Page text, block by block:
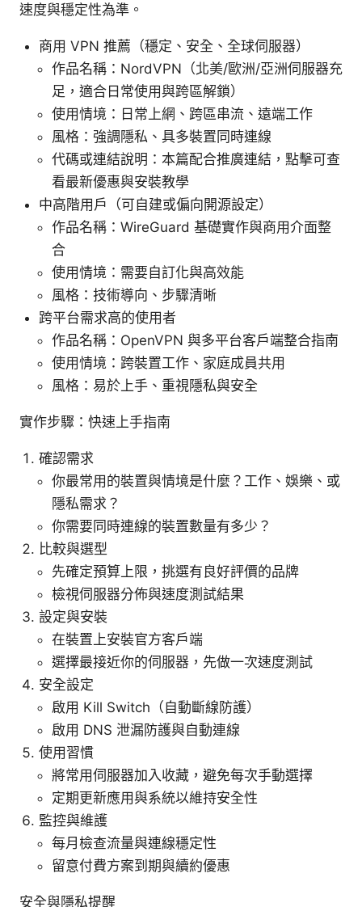
速度與穩定性為準。
商用 VPN 推薦（穩定、安全、全球伺服器）
作品名稱：NordVPN（北美/歐洲/亞洲伺服器充
足，適合日常使用與跨區解鎖）
使用情境：日常上網、跨區串流、遠端工作
風格：強調隱私、具多裝置同時連線
代碼或連結說明：本篇配合推廣連結，點擊可查
看最新優惠與安裝教學
中高階用戶（可自建或偏向開源設定）
作品名稱：WireGuard 基礎實作與商用介面整
合
使用情境：需要自訂化與高效能
風格：技術導向、步驟清晰
跨平台需求高的使用者
作品名稱：OpenVPN 與多平台客戶端整合指南
使用情境：跨裝置工作、家庭成員共用
風格：易於上手、重視隱私與安全
實作步驟：快速上手指南
確認需求
你最常用的裝置與情境是什麼？工作、娛樂、或
隱私需求？
你需要同時連線的裝置數量有多少？
比較與選型
先確定預算上限，挑選有良好評價的品牌
檢視伺服器分佈與速度測試結果
設定與安裝
在裝置上安裝官方客戶端
選擇最接近你的伺服器，先做一次速度測試
安全設定
啟用 Kill Switch（自動斷線防護）
啟用 DNS 泄漏防護與自動連線
使用習慣
將常用伺服器加入收藏，避免每次手動選擇
定期更新應用與系統以維持安全性
監控與維護
每月檢查流量與連線穩定性
留意付費方案到期與續約優惠
安全與隱私提醒